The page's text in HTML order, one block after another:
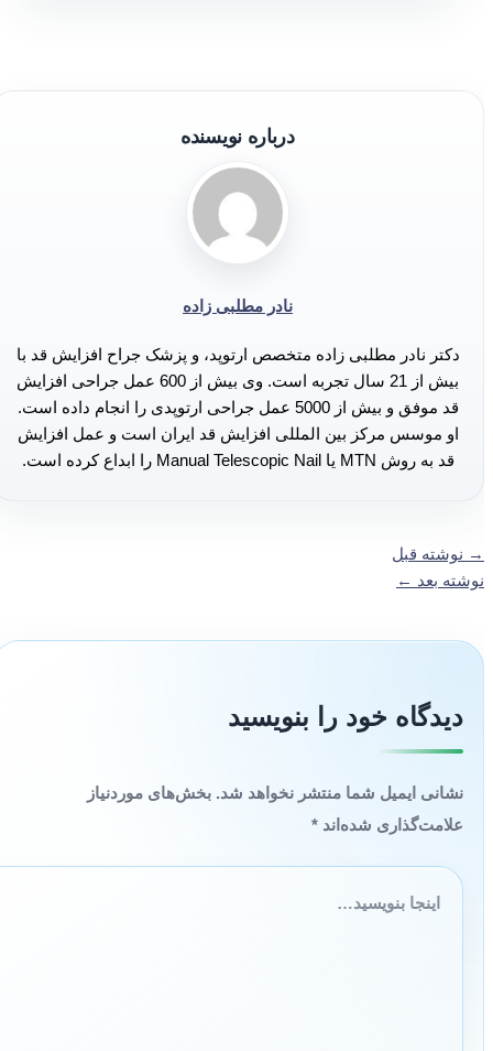
درباره نویسنده
نادر مطلبی زاده
دکتر نادر مطلبی زاده متخصص ارتوپد، و پزشک جراح افزایش قد با
بیش از 21 سال تجربه است. وی بیش از 600 عمل جراحی افزایش
قد موفق و بیش از 5000 عمل جراحی ارتوپدی را انجام داده است.
او موسس مرکز بین المللی افزایش قد ایران است و عمل افزایش
قد به روش MTN یا Manual Telescopic Nail را ابداع کرده است.
→نوشته قبل
نوشته بعد←
دیدگاه‌ خود را بنویسید
نشانی ایمیل شما منتشر نخواهد شد. بخش‌های موردنیاز
علامت‌گذاری شده‌اند*
اینجا
بنویسید…